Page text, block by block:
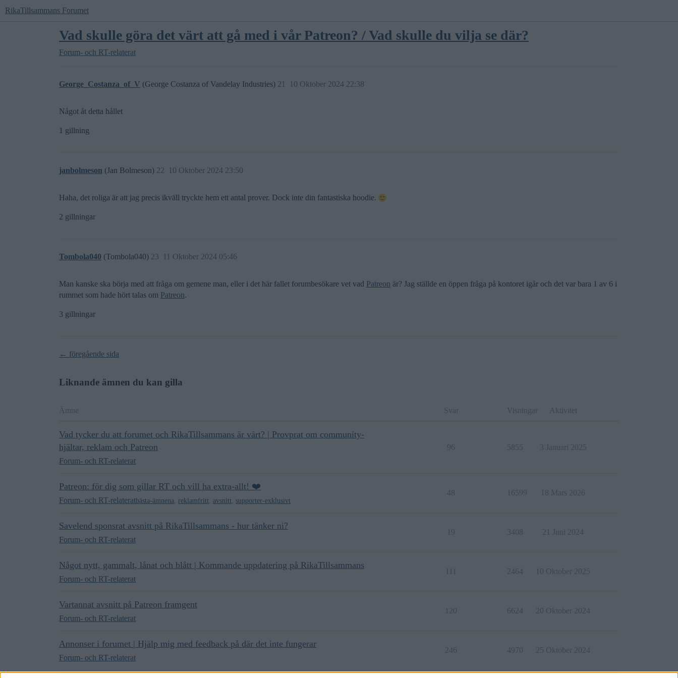
RikaTillsammans Forumet
Vad skulle göra det värt att gå med i vår Patreon? / Vad skulle du vilja se där?
Forum- och RT-relaterat
George_Costanza_of_V (George Costanza of Vandelay Industries) 10 Oktober 2024 22:38
21
Något åt detta hållet
1 gillning
janbolmeson (Jan Bolmeson) 10 Oktober 2024 23:50
22
Haha, det roliga är att jag precis ikväll tryckte hem ett antal prover. Dock inte din fantastiska hoodie.
2 gillningar
Tombola040 (Tombola040) 11 Oktober 2024 05:46
23
Man kanske ska börja med att fråga om gemene man, eller i det här fallet forumbesökare vet vad Patreon är? Jag ställde en öppen fråga på kontoret igår och det var bara 1 av 6 i
rummet som hade hört talas om Patreon.
3 gillningar
← föregående sida
Liknande ämnen du kan gilla
Ämne Svar Visningar Aktivitet
Vad tycker du att forumet och RikaTillsammans är värt? | Provprat om community-
hjältar, reklam och Patreon
Forum- och RT-relaterat
96 5855 3 Januari 2025
Patreon: för dig som gillar RT och vill ha extra-allt! ❤️
Forum- och RT-relateratbästa-ämnena reklamfritt avsnitt supporter-exklusivt
48 16599 18 Mars 2026
Savelend sponsrat avsnitt på RikaTillsammans - hur tänker ni?
Forum- och RT-relaterat
19 3408 21 Juni 2024
Något nytt, gammalt, lånat och blått | Kommande uppdatering på RikaTillsammans
Forum- och RT-relaterat
2464 10 Oktober 2025
Vartannat avsnitt på Patreon framgent
Forum- och RT-relaterat
120 6624 20 Oktober 2024
Annonser i forumet | Hjälp mig med feedback på där det inte fungerar
Forum- och RT-relaterat
246 4970 25 Oktober 2024